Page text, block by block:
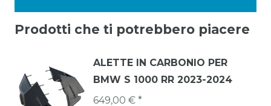
Prodotti che ti potrebbero piacere
ALETTE IN CARBONIO PER
BMW S 1000 RR 2023-2024
649,00 € *